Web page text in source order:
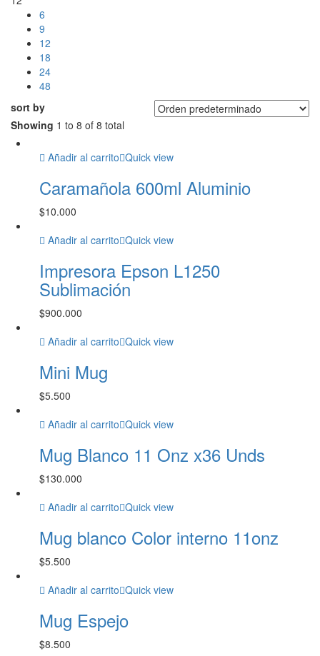
6
9
12
18
24
48
sort by
Showing 1 to 8 of 8 total
Añadir al carrito Quick view
Caramañola 600ml Aluminio
$10.000
Añadir al carrito Quick view
Impresora Epson L1250
Sublimación
$900.000
Añadir al carrito Quick view
Mini Mug
$5.500
Añadir al carrito Quick view
Mug Blanco 11 Onz x36 Unds
$130.000
Añadir al carrito Quick view
Mug blanco Color interno 11onz
$5.500
Añadir al carrito Quick view
Mug Espejo
$8.500